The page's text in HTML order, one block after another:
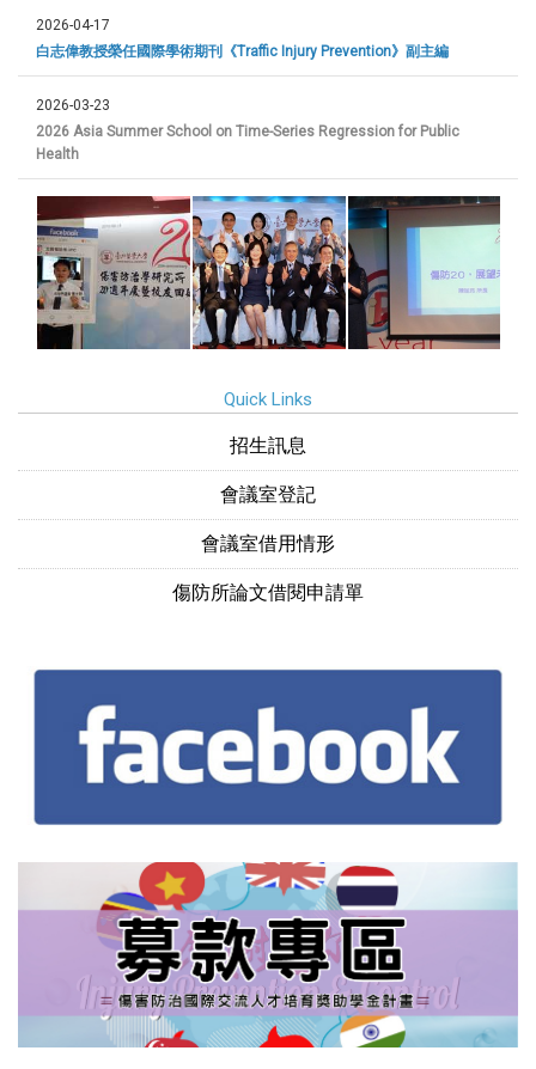
2026-04-17
白志偉教授榮任國際學術期刊《Traffic Injury Prevention》副主編
2026-03-23
2026 Asia Summer School on Time-Series Regression for Public
Health
Quick Links
招生訊息
會議室登記
會議室借用情形
傷防所論文借閱申請單